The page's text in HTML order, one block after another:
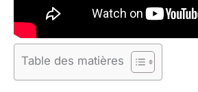
Table des matières